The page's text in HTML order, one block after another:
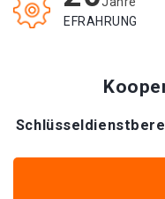
EFRAHRUNG